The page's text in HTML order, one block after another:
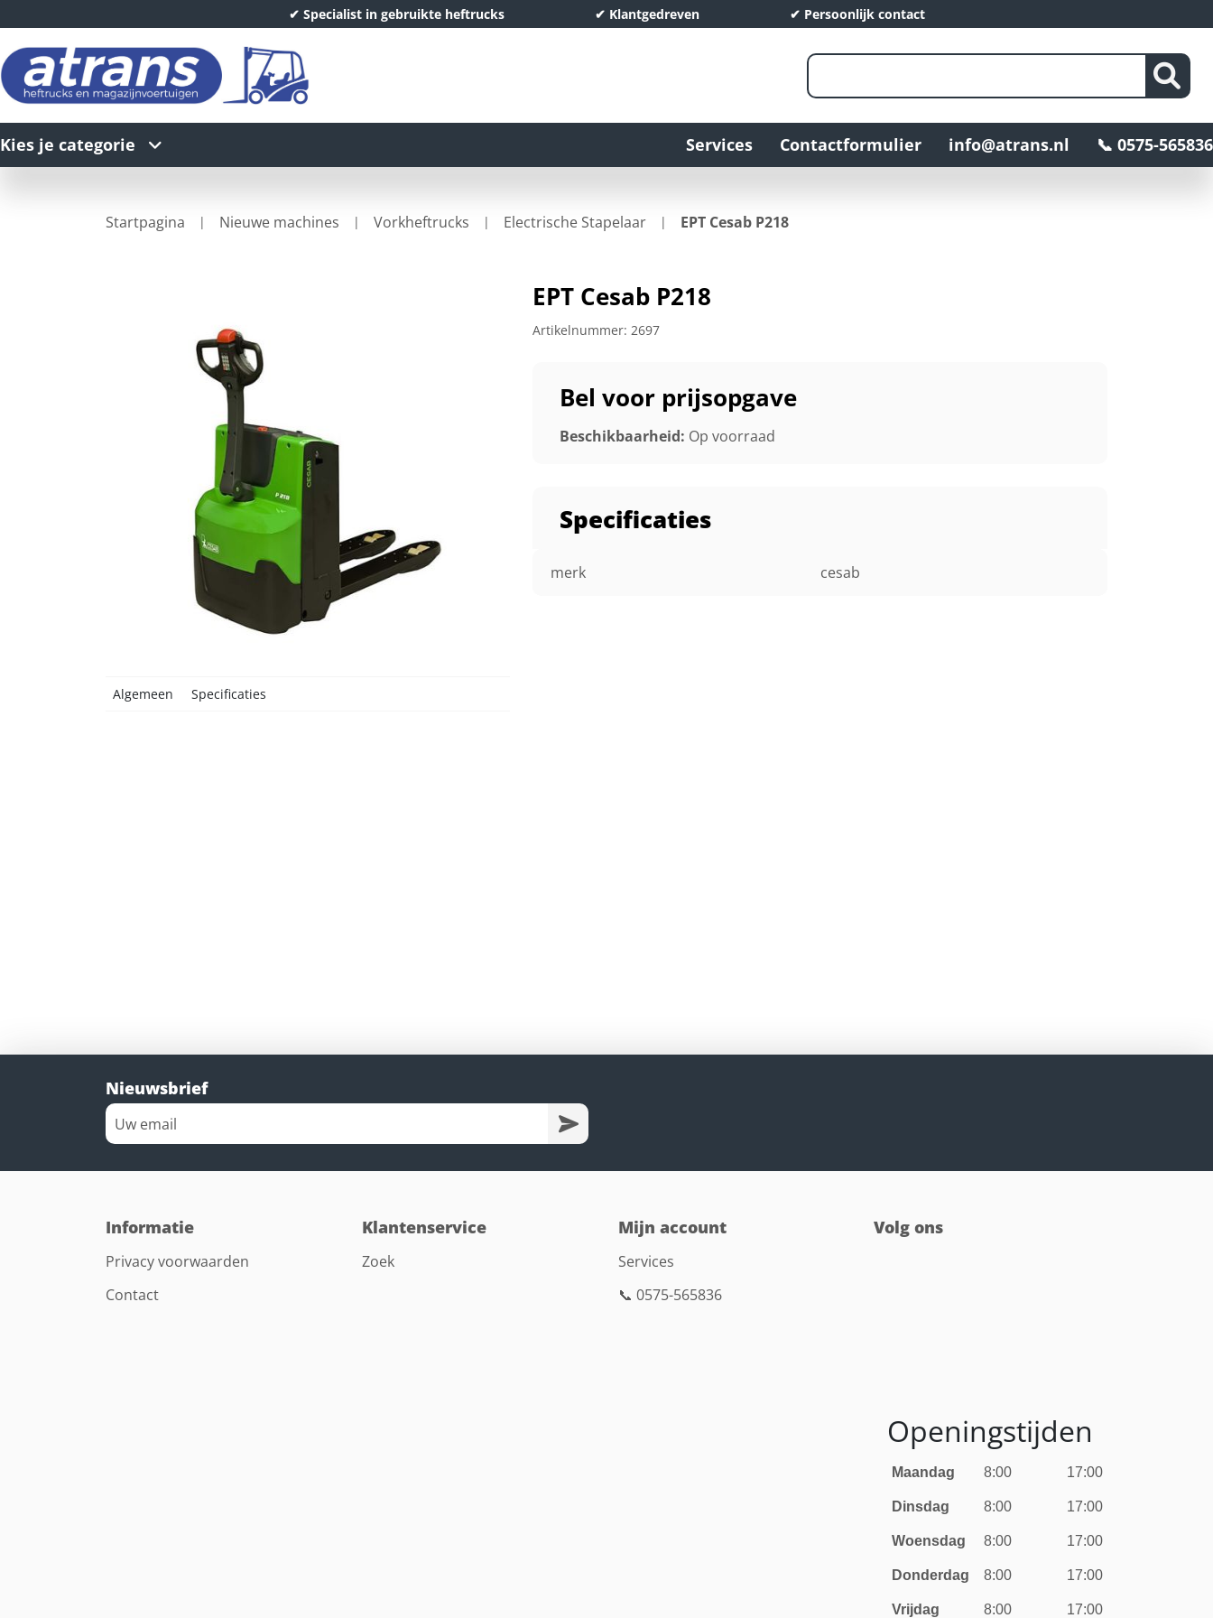
✔ Specialist in gebruikte heftrucks ✔ Klantgedreven ✔ Persoonlijk contact
Kies je categorie Services Contactformulier info@atrans.nl 📞 0575-565836
Startpagina Nieuwe machines Vorkheftrucks Electrische Stapelaar EPT Cesab P218
Algemeen Specificaties
EPT Cesab P218
Artikelnummer: 2697
Bel voor prijsopgave
Beschikbaarheid: Op voorraad
Specificaties
merk cesab
Nieuwsbrief
Informatie
Privacy voorwaarden
Contact
Klantenservice
Zoek
Mijn account
Services
📞 0575-565836
Volg ons
Openingstijden
Maandag 8:00 17:00
Dinsdag 8:00 17:00
Woensdag 8:00 17:00
Donderdag 8:00 17:00
Vrijdag 8:00 17:00